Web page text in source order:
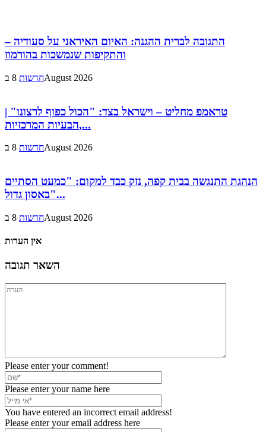
התגובה לברית ההגנה: האיום האיראני על סעודיה –
והתקיפות שנמשכות בהורמוז
חדשות8 בAugust 2026
טראמפ מחליט – וישראל בצד: "הכול כפוף לרצונו" |
הבעיות המרכזיות,...
חדשות8 בAugust 2026
הנהגת התנגשה בבית קפה, נזק כבד למקום: "כמעט הסתיים
באסון גדול"...
חדשות8 בAugust 2026
אין הערות
השאר תגובה
Please enter your comment!
Please enter your name here
You have entered an incorrect email address!
Please enter your email address here